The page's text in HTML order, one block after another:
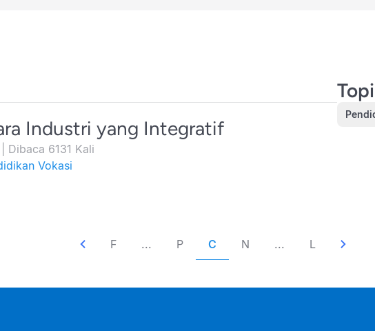
Industri yang Integratif
Dibaca 6131 Kali
Vokasi
F ... P C N ... L